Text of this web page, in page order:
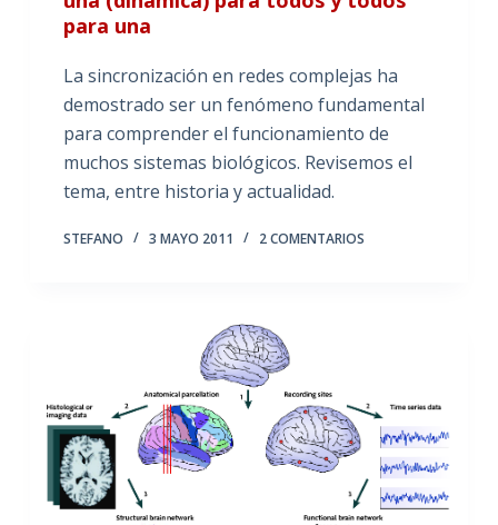
para una
La sincronización en redes complejas ha
demostrado ser un fenómeno fundamental
para comprender el funcionamiento de
muchos sistemas biológicos. Revisemos el
tema, entre historia y actualidad.
STEFANO 3 MAYO 2011 2 COMENTARIOS